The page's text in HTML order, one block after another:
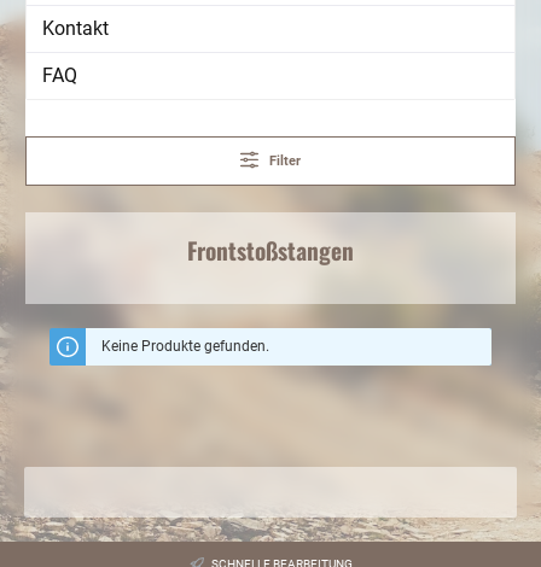
Kontakt
FAQ
Filter
Frontstoßstangen
Keine Produkte gefunden.